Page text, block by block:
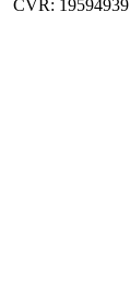
CVR: 19594939